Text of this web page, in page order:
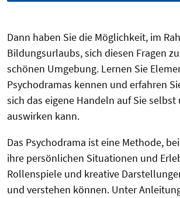
Dann haben Sie die Möglichkeit, im
Bildungsurlaubs, sich diesen Fragen
schönen Umgebung. Lernen Sie
Psychodramas kennen und erfahren
sich das eigene Handeln auf Sie
auswirken kann.
Das Psychodrama ist eine Methode,
ihre persönlichen Situationen und
Rollenspiele und kreative
und verstehen können. Unter